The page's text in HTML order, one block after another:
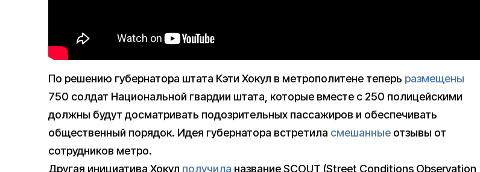
По решению губернатора штата Кэти Хокул в метрополитене теперь размещены
750 солдат Национальной гвардии штата, которые вместе с 250 полицейскими
должны будут досматривать подозрительных пассажиров и обеспечивать
общественный порядок. Идея губернатора встретила смешанные отзывы от
сотрудников метро.
Другая инициатива Хокул получила название SCOUT (Street Conditions Observation